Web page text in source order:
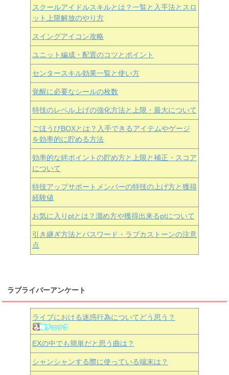
スクールアイドルスキルとは？一覧と入手法とスロ
ット上限解放のやり方
スイングアイコン攻略
ユニット編成・配置のコツとポイント
センタースキル効果一覧と使い方
覚醒に必要なシールの枚数
特技のレベル上げの強化方法と上限・最大について
ごほうびBOXとは？入手できるアイテムやゲージ
を効率的に貯める方法
効率的な絆ポイントの貯め方と上限と補正・スコア
について
特技アップサポートメンバーの特技の上げ方と獲得
経験値
お気に入りptとは？溜め方や獲得出来るptについて
引き継ぎ方法とパスワード・ラブカストーンの注意
点
ラブライバーアンケート
ライブにおける迷惑行為についてどう思う？
EXの中でも簡単だと思う曲は？
シャンシャンする際に使っている端末は？